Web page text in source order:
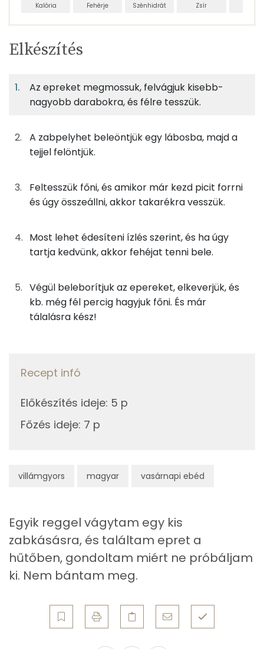
villámgyors magyar vasárnapi ebéd
Kalória Fehérje Szénhidrát Zsír
Egy
adagban
11%
Fehérje
45%
Szénhidrát
6%
250gtej
140 kcal
50g eper
15 kcal
10g cukor 39 kcal
Összesen 384 kcal
TÁPANYAGTARTALOM
Egy
adagban
1
adagban
100
grammban
11%
Fehérje
45%
Szénhidrát
6%
Zsír
38%
Víz
Kálcium
Nátrium
Szelén
TOP vitaminok
Kolin:
Niacin - B3 vitamin:
E vitamin:
Zsír
Összesen
Telített zsírsav
Egyszeresen telítetlen zsírsav:
Elkészítés
Az epreket megmossuk, felvágjuk kisebb-
nagyobb darabokra, és félre tesszük.
A zabpelyhet beleöntjük egy lábosba, majd a
tejjel felöntjük.
Feltesszük főni, és amikor már kezd picit forrni
és úgy összeállni, akkor takarékra vesszük.
Most lehet édesíteni ízlés szerint, és ha úgy
tartja kedvünk, akkor fehéjat tenni bele.
Végül beleborítjuk az epereket, elkeverjük, és
kb. még fél percig hagyjuk főni. És már
tálalásra kész!
Recept infó
Előkészítés ideje: 5 p
Főzés ideje: 7 p
Egyik reggel vágytam egy kis
zabkásásra, és találtam epret a
hűtőben, gondoltam miért ne próbáljam
ki. Nem bántam meg.